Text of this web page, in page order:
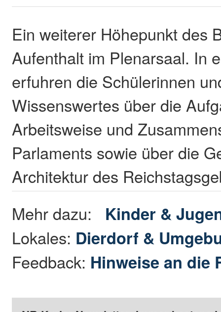
Ein weiterer Höhepunkt des
Aufenthalt im Plenarsaal. In
erfuhren die Schülerinnen
Wissenswertes über die
Arbeitsweise und
Parlaments sowie über die
Architektur des
Mehr dazu: Kinder &
Lokales: Dierdorf &
Feedback: Hinweise an die